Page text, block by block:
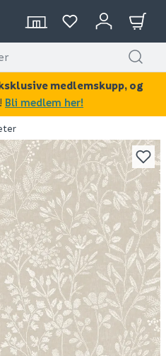
AV INTERESSE?
Storeys michalsky
vinyltapet palmer
beige 10x0,53m
medlemskupp, og
! Bli medlem her!